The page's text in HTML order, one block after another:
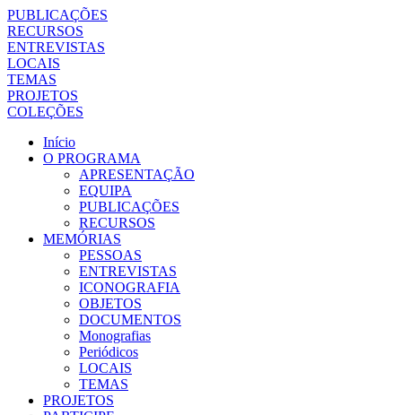
PUBLICAÇÕES
RECURSOS
ENTREVISTAS
LOCAIS
TEMAS
PROJETOS
COLEÇÕES
Início
O PROGRAMA
APRESENTAÇÃO
EQUIPA
PUBLICAÇÕES
RECURSOS
MEMÓRIAS
PESSOAS
ENTREVISTAS
ICONOGRAFIA
OBJETOS
DOCUMENTOS
Monografias
Periódicos
LOCAIS
TEMAS
PROJETOS